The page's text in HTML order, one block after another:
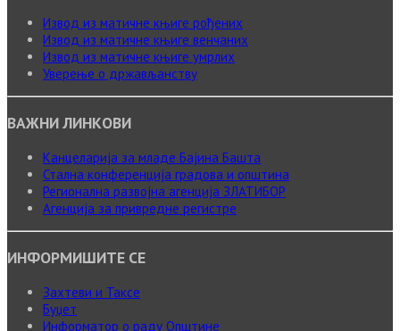
Извод из матичне књиге рођених
Извод из матичне књиге венчаних
Извод из матичне књиге умрлих
Уверење о држављанству
ВАЖНИ ЛИНКОВИ
Канцеларија за младе Бајина Башта
Стална конференција градова и општина
Регионална развојна агенција ЗЛАТИБОР
Агенција за привредне регистре
ИНФОРМИШИТЕ СЕ
Захтеви и Таксе
Буџет
Информатор о раду Општине